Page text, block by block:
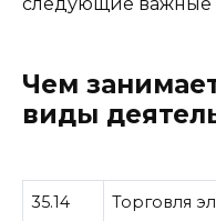
следующие важные
Чем
виды
35.14 Торговля